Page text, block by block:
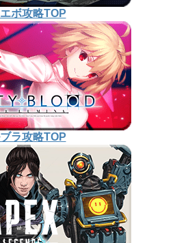
ボ攻略TOP
ラ攻略TOP